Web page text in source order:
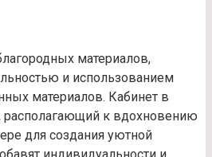
материалов,
и использованием
материалов. Кабинет в
располагающий к вдохновению
для создания уютной